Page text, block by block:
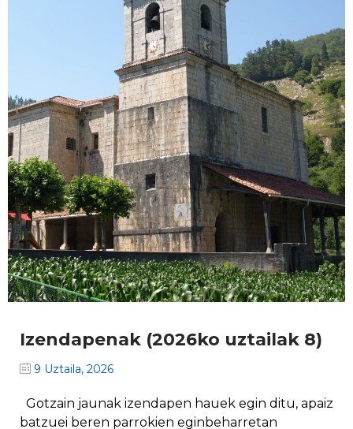
Izendapenak (2026ko uztailak 8)
9 Uztaila, 2026
Gotzain jaunak izendapen hauek egin ditu, apaiz
batzuei beren parrokien eginbeharretan